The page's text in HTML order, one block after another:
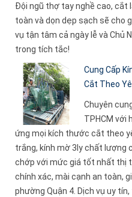
Đội ngũ thợ tay nghề cao, cắt
toàn và dọn dẹp sạch sẽ cho
vụ tận tâm cả ngày lễ và Chủ
trong tích tắc!
Cung Cấp
Cắt Theo
Chuyên
TPHCM với
ứng mọi kích thước cắt theo
trắng, kính mờ 3ly chất lượng
chớp với mức giá tốt nhất thị
chính xác, mài cạnh an toàn,
phường Quận 4. Dịch vụ uy